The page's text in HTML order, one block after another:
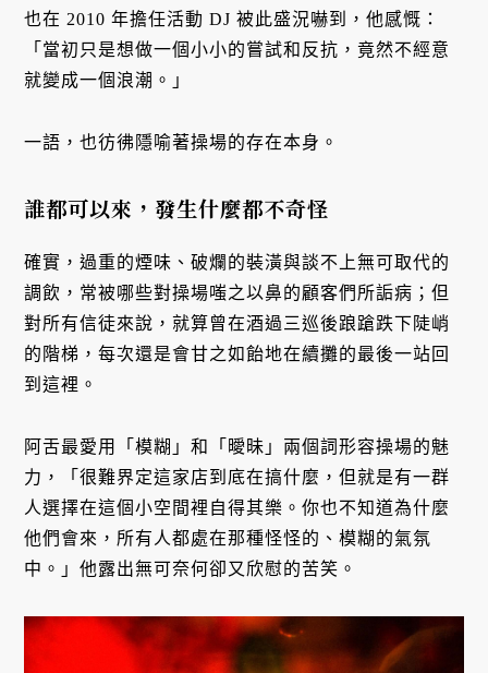
也在 2010 年擔任活動 DJ 被此盛況嚇到，他感慨：
「當初只是想做一個小小的嘗試和反抗，竟然不經意
就變成一個浪潮。」
一語，也彷彿隱喻著操場的存在本身。
誰都可以來，發生什麼都不奇怪
確實，過重的煙味、破爛的裝潢與談不上無可取代的
調飲，常被哪些對操場嗤之以鼻的顧客們所詬病；但
對所有信徒來說，就算曾在酒過三巡後踉蹌跌下陡峭
的階梯，每次還是會甘之如飴地在續攤的最後一站回
到這裡。
阿舌最愛用「模糊」和「曖昧」兩個詞形容操場的魅
力，「很難界定這家店到底在搞什麼，但就是有一群
人選擇在這個小空間裡自得其樂。你也不知道為什麼
他們會來，所有人都處在那種怪怪的、模糊的氣氛
中。」他露出無可奈何卻又欣慰的苦笑。